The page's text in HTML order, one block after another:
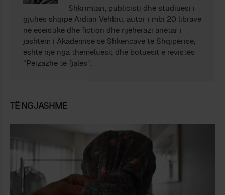
Shkrimtari, publicisti dhe studiuesi i
gjuhës shqipe Ardian Vehbiu, autor i mbi 20 librave
në eseistikë dhe fiction dhe njëherazi anëtar i
jashtëm i Akademisë së Shkencave të Shqipërisë,
është një nga themeluesit dhe botuesit e revistës
“Peizazhe të fjalës”.
TË NGJASHME